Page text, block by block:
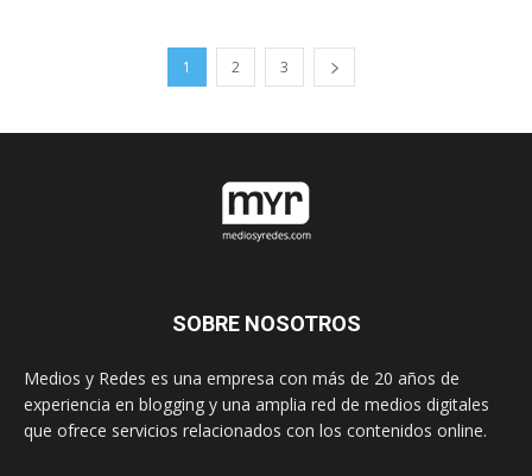
1 2 3
SOBRE NOSOTROS
Medios y Redes es una empresa con más de 20 años de
experiencia en blogging y una amplia red de medios digitales
que ofrece servicios relacionados con los contenidos online.